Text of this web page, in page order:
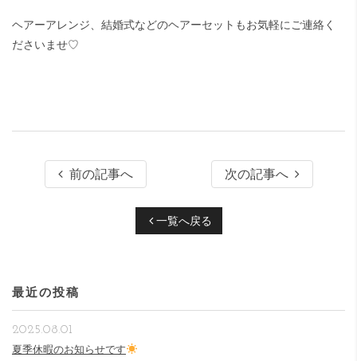
ヘアーアレンジ、結婚式などのヘアーセットもお気軽にご連絡く
ださいませ♡
前の記事へ 次の記事へ
一覧へ戻る
最近の投稿
夏季休暇のお知らせです
2025.08.01